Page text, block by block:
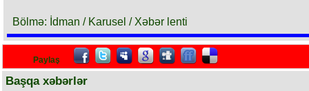
Bölmə: İdman / Karusel / Xəbər lenti
Paylaş
Başqa xəbərlər